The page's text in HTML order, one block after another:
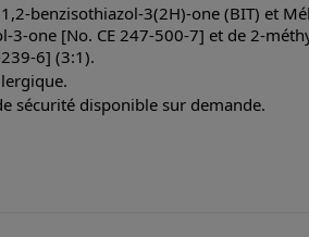
benzisothiazol-3(2H)-one (BIT) et
3-one [No. CE 247-500-7] et de 2-
6] (3:1).
sécurité disponible sur demande.